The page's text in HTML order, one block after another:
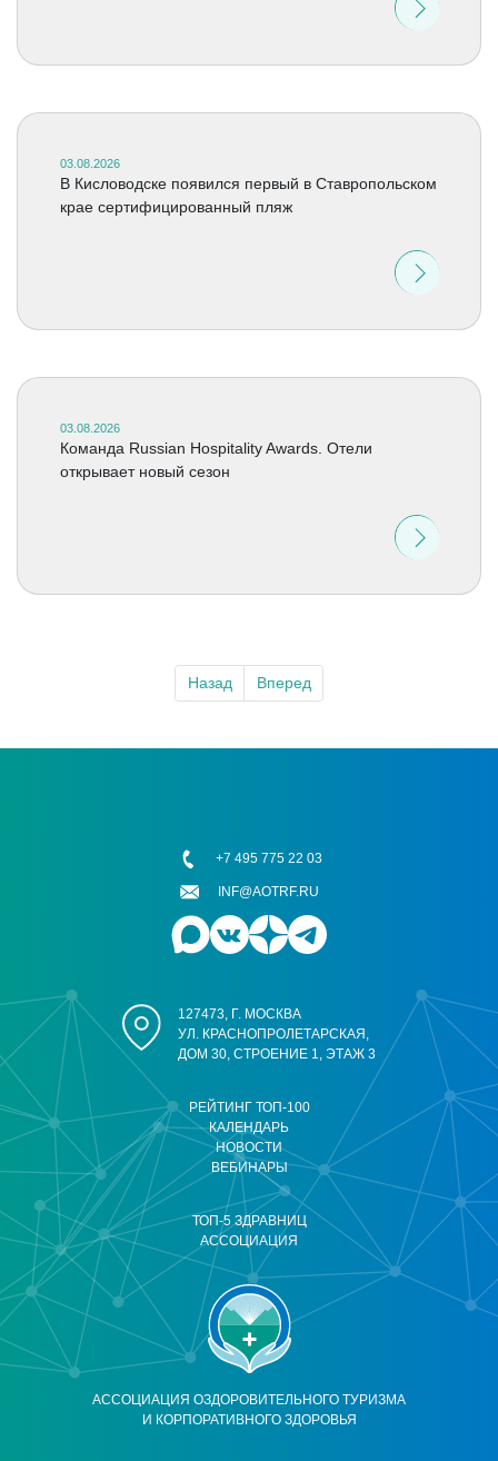
03.08.2026
В Кисловодске появился первый в Ставропольском
крае сертифицированный пляж
03.08.2026
Команда Russian Hospitality Awards. Отели
открывает новый сезон
Назад Вперед
АССОЦИАЦИЯ ОЗДОРОВИТЕЛЬНОГО ТУРИЗМА
И КОРПОРАТИВНОГО ЗДОРОВЬЯ
РЕЙТИНГ ТОП-100
КАЛЕНДАРЬ
НОВОСТИ
ВЕБИНАРЫ
ТОП-5 ЗДРАВНИЦ
АССОЦИАЦИЯ
127473, Г. МОСКВА
УЛ. КРАСНОПРОЛЕТАРСКАЯ,
ДОМ 30, СТРОЕНИЕ 1, ЭТАЖ 3
+7 495 775 22 03
INF@AOTRF.RU